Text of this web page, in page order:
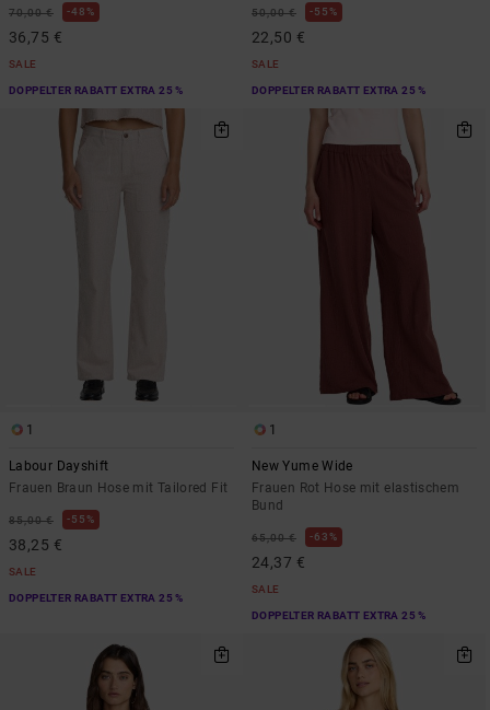
70,00 € 48%
36,75 €
SALE
DOPPELTER RABATT EXTRA 25 %
50,00 € 55%
22,50 €
SALE
DOPPELTER RABATT EXTRA 25 %
1
Labour Dayshift
Frauen Braun Hose mit Tailored Fit
85,00 € 55%
38,25 €
SALE
DOPPELTER RABATT EXTRA 25 %
1
New Yume Wide
Frauen Rot Hose mit elastischem
Bund
65,00 € 63%
24,37 €
SALE
DOPPELTER RABATT EXTRA 25 %